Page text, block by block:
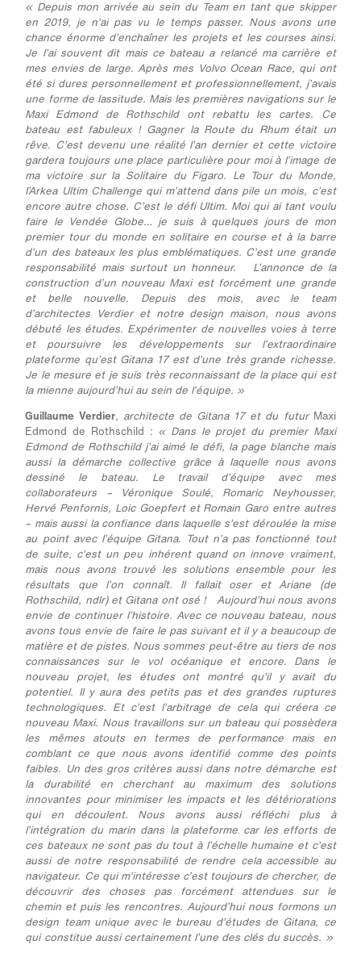
« Depuis mon arrivée au sein du Team en tant que skipper
en 2019, je n’ai pas vu le temps passer. Nous avons une
chance énorme d’enchaîner les projets et les courses ainsi.
Je l’ai souvent dit mais ce bateau a relancé ma carrière et
mes envies de large. Après mes Volvo Ocean Race, qui ont
été si dures personnellement et professionnellement, j’avais
une forme de lassitude. Mais les premières navigations sur le
Maxi Edmond de Rothschild ont rebattu les cartes. Ce
bateau est fabuleux ! Gagner la Route du Rhum était un
rêve. C’est devenu une réalité l’an dernier et cette victoire
gardera toujours une place particulière pour moi à l’image de
ma victoire sur la Solitaire du Figaro. Le Tour du Monde,
l’Arkea Ultim Challenge qui m’attend dans pile un mois, c’est
encore autre chose. C’est le défi Ultim. Moi qui ai tant voulu
faire le Vendée Globe… je suis à quelques jours de mon
premier tour du monde en solitaire en course et à la barre
d’un des bateaux les plus emblématiques. C’est une grande
responsabilité mais surtout un honneur. L’annonce de la
construction d’un nouveau Maxi est forcément une grande
et belle nouvelle. Depuis des mois, avec le team
d’architectes Verdier et notre design maison, nous avons
débuté les études. Expérimenter de nouvelles voies à terre
et poursuivre les développements sur l’extraordinaire
plateforme qu’est Gitana 17 est d’une très grande richesse.
Je le mesure et je suis très reconnaissant de la place qui est
la mienne aujourd’hui au sein de l’équipe. »
Guillaume Verdier, architecte de Gitana 17 et du futur Maxi
Edmond de Rothschild : « Dans le projet du premier Maxi
Edmond de Rothschild j’ai aimé le défi, la page blanche mais
aussi la démarche collective grâce à laquelle nous avons
dessiné le bateau. Le travail d’équipe avec mes
collaborateurs – Véronique Soulé, Romaric Neyhousser,
Hervé Penfornis, Loic Goepfert et Romain Garo entre autres
– mais aussi la confiance dans laquelle s’est déroulée la mise
au point avec l’équipe Gitana. Tout n’a pas fonctionné tout
de suite, c’est un peu inhérent quand on innove vraiment,
mais nous avons trouvé les solutions ensemble pour les
résultats que l’on connaît. Il fallait oser et Ariane (de
Rothschild, ndlr) et Gitana ont osé ! Aujourd’hui nous avons
envie de continuer l’histoire. Avec ce nouveau bateau, nous
avons tous envie de faire le pas suivant et il y a beaucoup de
matière et de pistes. Nous sommes peut-être au tiers de nos
connaissances sur le vol océanique et encore. Dans le
nouveau projet, les études ont montré qu’il y avait du
potentiel. Il y aura des petits pas et des grandes ruptures
technologiques. Et c’est l’arbitrage de cela qui créera ce
nouveau Maxi. Nous travaillons sur un bateau qui possèdera
les mêmes atouts en termes de performance mais en
comblant ce que nous avons identifié comme des points
faibles. Un des gros critères aussi dans notre démarche est
la durabilité en cherchant au maximum des solutions
innovantes pour minimiser les impacts et les détériorations
qui en découlent. Nous avons aussi réfléchi plus à
l’intégration du marin dans la plateforme car les efforts de
ces bateaux ne sont pas du tout à l’échelle humaine et c’est
aussi de notre responsabilité de rendre cela accessible au
navigateur. Ce qui m’intéresse c’est toujours de chercher, de
découvrir des choses pas forcément attendues sur le
chemin et puis les rencontres. Aujourd’hui nous formons un
design team unique avec le bureau d’études de Gitana, ce
qui constitue aussi certainement l’une des clés du succès. »